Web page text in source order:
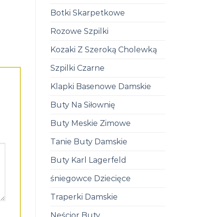
Botki Skarpetkowe
Rozowe Szpilki
Kozaki Z Szeroką Cholewką
Szpilki Czarne
Klapki Basenowe Damskie
Buty Na Siłownię
Buty Meskie Zimowe
Tanie Buty Damskie
Buty Karl Lagerfeld
śniegowce Dziecięce
Traperki Damskie
Neścior Buty